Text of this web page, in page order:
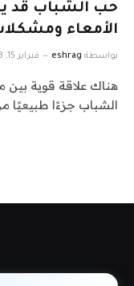
حب الشباب قد
الأمعاء
بواسطة eshrag فبراير 15, 2023
هناك علاقة قوية بين
الشباب جزءًا طبيعيًا